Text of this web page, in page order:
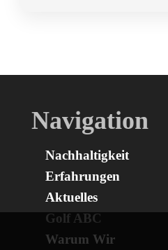
Navigation
Nachhaltigkeit
Erfahrungen
Aktuelles
Golf ABC
Warum Wir